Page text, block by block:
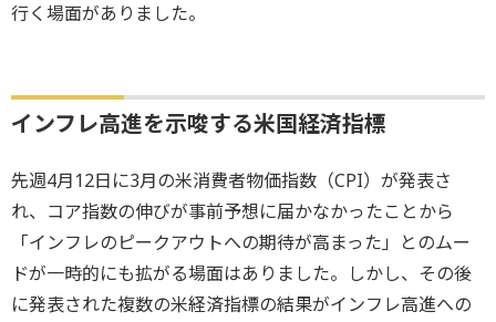
行く場面がありました。
インフレ高進を示唆する米国経済指標
先週4月12日に3月の米消費者物価指数（CPI）が発表さ
れ、コア指数の伸びが事前予想に届かなかったことから
「インフレのピークアウトへの期待が高まった」とのムー
ドが一時的にも拡がる場面はありました。しかし、その後
に発表された複数の米経済指標の結果がインフレ高進への